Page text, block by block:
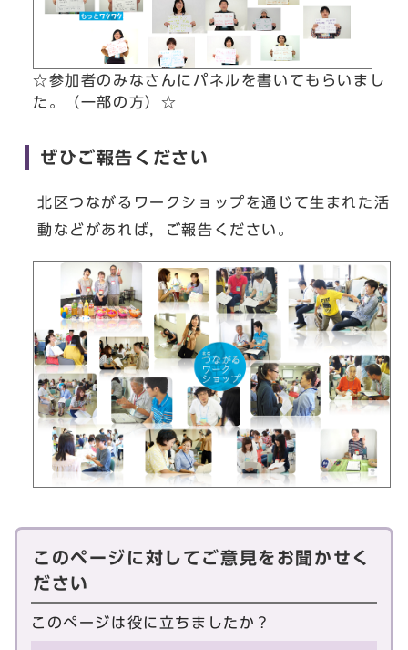
☆参加者のみなさんにパネルを書いてもらいまし
た。（一部の方）☆
ぜひご報告ください
北区つながるワークショップを通じて生まれた活
動などがあれば，ご報告ください。
このページに対してご意見をお聞かせく
ださい
このページは役に立ちましたか？